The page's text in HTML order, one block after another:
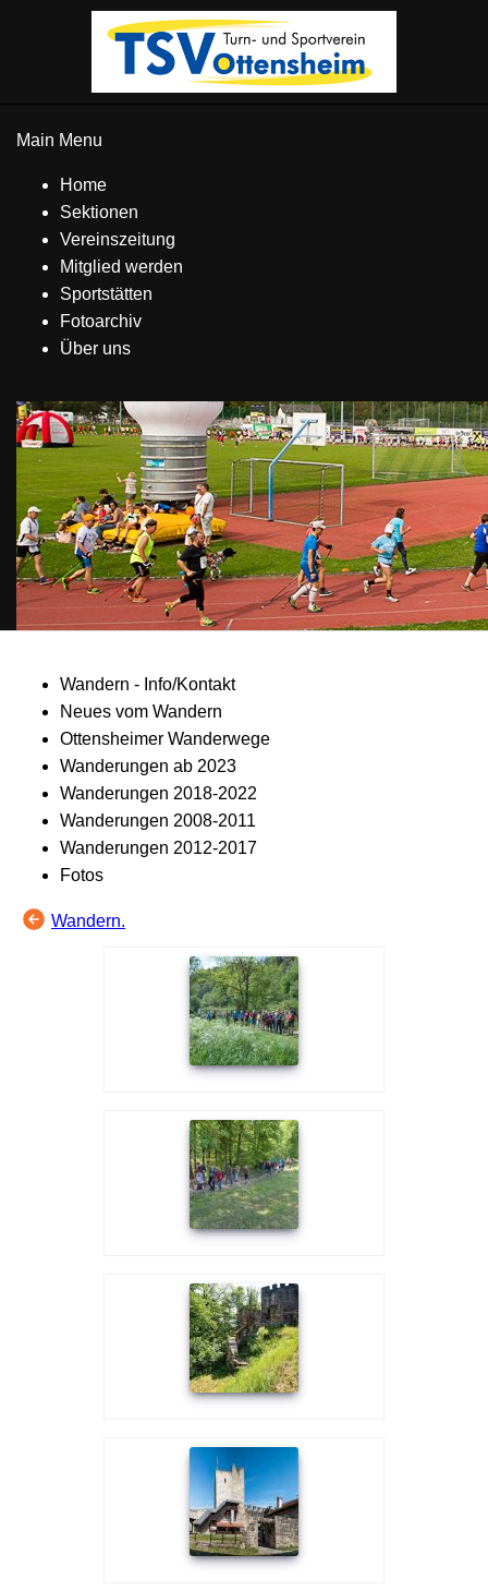
Main Menu
Home
Sektionen
Vereinszeitung
Mitglied werden
Sportstätten
Fotoarchiv
Über uns
Wandern - Info/Kontakt
Neues vom Wandern
Ottensheimer Wanderwege
Wanderungen ab 2023
Wanderungen 2018-2022
Wanderungen 2008-2011
Wanderungen 2012-2017
Fotos
Wandern.